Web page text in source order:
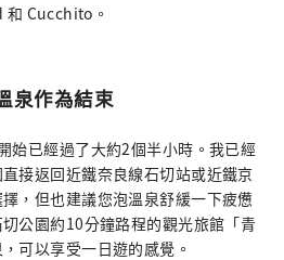
和 Cucchito。
泉作為結束
始已經過了大約2個半小時。我已經
接返回近鐵奈良線石切站或近鐵京
，但也建議您泡溫泉舒緩一下疲憊
公園約10分鐘路程的觀光旅館「青
可以享受一日遊的感覺。